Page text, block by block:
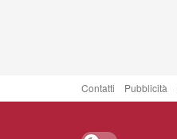
Contatti Pubblicità